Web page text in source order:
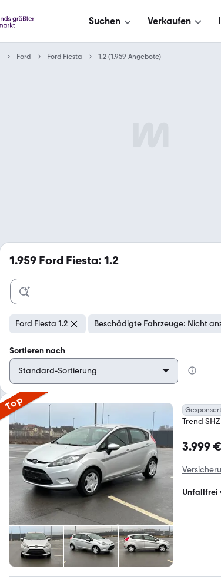
Suchen Verkaufen
Ford Ford Fiesta 1.2 (1.959 Angebote)
1.959 Ford Fiesta: 1.2
Ford Fiesta 1.2 Beschädigte Fahrzeuge: Nicht
Sortieren nach
Top Gesponsert
Trend
3.999 €
Unfallfrei